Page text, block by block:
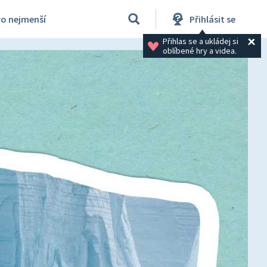
nejmenší Přihlásit se
Přihlas se a ukládej si
oblíbené hry a videa.